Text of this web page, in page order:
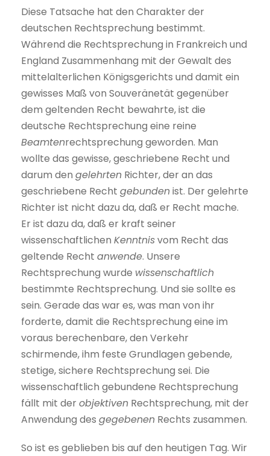
Diese Tatsache hat den Charakter der
deutschen Rechtsprechung bestimmt.
Während die Rechtsprechung in Frankreich und
England Zusammenhang mit der Gewalt des
mittelalterlichen Königsgerichts und damit ein
gewisses Maß von Souveränetät gegenüber
dem geltenden Recht bewahrte, ist die
deutsche Rechtsprechung eine reine
Beamtenrechtsprechung geworden. Man
wollte das gewisse, geschriebene Recht und
darum den gelehrten Richter, der an das
geschriebene Recht gebundenist. Der gelehrte
Richter ist nicht dazu da, daß er Recht mache.
Er ist dazu da, daß er kraft seiner
wissenschaftlichen Kenntnisvom Recht das
geltende Recht anwende. Unsere
Rechtsprechung wurde wissenschaftlich
bestimmte Rechtsprechung. Und sie sollte es
sein. Gerade das war es, was man von ihr
forderte, damit die Rechtsprechung eine im
voraus berechenbare, den Verkehr
schirmende, ihm feste Grundlagen gebende,
stetige, sichere Rechtsprechung sei. Die
wissenschaftlich gebundene Rechtsprechung
fällt mit derobjektiven Rechtsprechung, mit der
Anwendung des gegebenen Rechts zusammen.
So ist es geblieben bis auf den heutigen Tag. Wir